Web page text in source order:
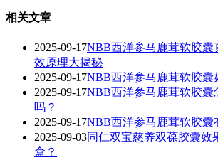
相关文章
2025-09-17NBB西洋参马鹿茸软胶囊
效原理大揭秘
2025-09-17NBB西洋参马鹿茸软胶囊
2025-09-17‌NBB西洋参马鹿茸软胶囊
吗？‌
2025-09-17NBB西洋参马鹿茸软胶囊
2025-09-03同仁双宝慈养双葆胶囊效
盒？